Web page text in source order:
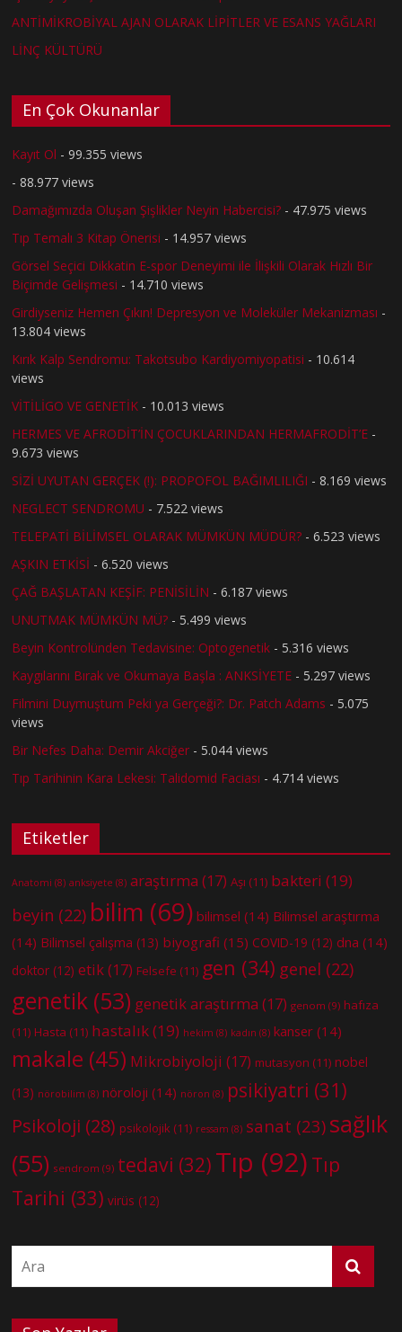
ANTİMİKROBİYAL AJAN OLARAK LİPİTLER VE ESANS YAĞLARI
LİNÇ KÜLTÜRÜ
En Çok Okunanlar
Kayıt Ol - 99.355 views
- 88.977 views
Damağımızda Oluşan Şişlikler Neyin Habercisi? - 47.975 views
Tıp Temalı 3 Kitap Önerisi - 14.957 views
Görsel Seçici Dikkatin E-spor Deneyimi ile İlişkili Olarak Hızlı Bir
Biçimde Gelişmesi - 14.710 views
Girdiyseniz Hemen Çıkın! Depresyon ve Moleküler Mekanizması -
13.804 views
Kırık Kalp Sendromu: Takotsubo Kardiyomiyopatisi - 10.614
views
VİTİLİGO VE GENETİK - 10.013 views
HERMES VE AFRODİT’İN ÇOCUKLARINDAN HERMAFRODİT’E -
9.673 views
SİZİ UYUTAN GERÇEK (!): PROPOFOL BAĞIMLILIĞI - 8.169 views
NEGLECT SENDROMU - 7.522 views
TELEPATİ BİLİMSEL OLARAK MÜMKÜN MÜDÜR? - 6.523 views
AŞKIN ETKİSİ - 6.520 views
ÇAĞ BAŞLATAN KEŞİF: PENİSİLİN - 6.187 views
UNUTMAK MÜMKÜN MÜ? - 5.499 views
Beyin Kontrolünden Tedavisine: Optogenetik - 5.316 views
Kaygılarını Bırak ve Okumaya Başla : ANKSİYETE - 5.297 views
Filmini Duymuştum Peki ya Gerçeği?: Dr. Patch Adams - 5.075
views
Bir Nefes Daha: Demir Akciğer - 5.044 views
Tıp Tarihinin Kara Lekesi: Talidomid Faciası - 4.714 views
Etiketler
Anatomi (8) anksiyete (8) araştırma (17) Aşı (11) bakteri (19)
beyin (22) bilim (69) bilimsel (14) Bilimsel araştırma
(14) Bilimsel çalışma (13) biyografi (15) COVID-19 (12) dna (14)
doktor (12) etik(17) Felsefe (11) gen (34) genel (22)
genetik (53) genetik araştırma (17) genom (9) hafıza
(11) Hasta (11) hastalık(19) hekim (8) kadın (8) kanser (14)
makale (45) Mikrobiyoloji (17) mutasyon (11) nobel
(13) nörobilim (8) nöroloji (14) nöron (8) psikiyatri (31)
Psikoloji (28) psikolojik (11) ressam (8) sanat (23) sağlık
(55) sendrom (9) tedavi (32) Tıp (92) Tıp
Tarihi (33) virüs (12)